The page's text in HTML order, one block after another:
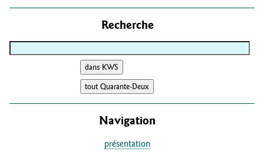
Recherche
Navigation
présentation